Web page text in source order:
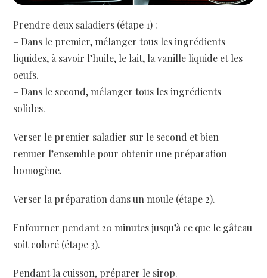
Prendre deux saladiers (étape 1) :
– Dans le premier, mélanger tous les ingrédients
liquides, à savoir l’huile, le lait, la vanille liquide et les
oeufs.
– Dans le second, mélanger tous les ingrédients
solides.
Verser le premier saladier sur le second et bien
remuer l’ensemble pour obtenir une préparation
homogène.
Verser la préparation dans un moule (étape 2).
Enfourner pendant 20 minutes jusqu’à ce que le gâteau
soit coloré (étape 3).
Pendant la cuisson, préparer le sirop.